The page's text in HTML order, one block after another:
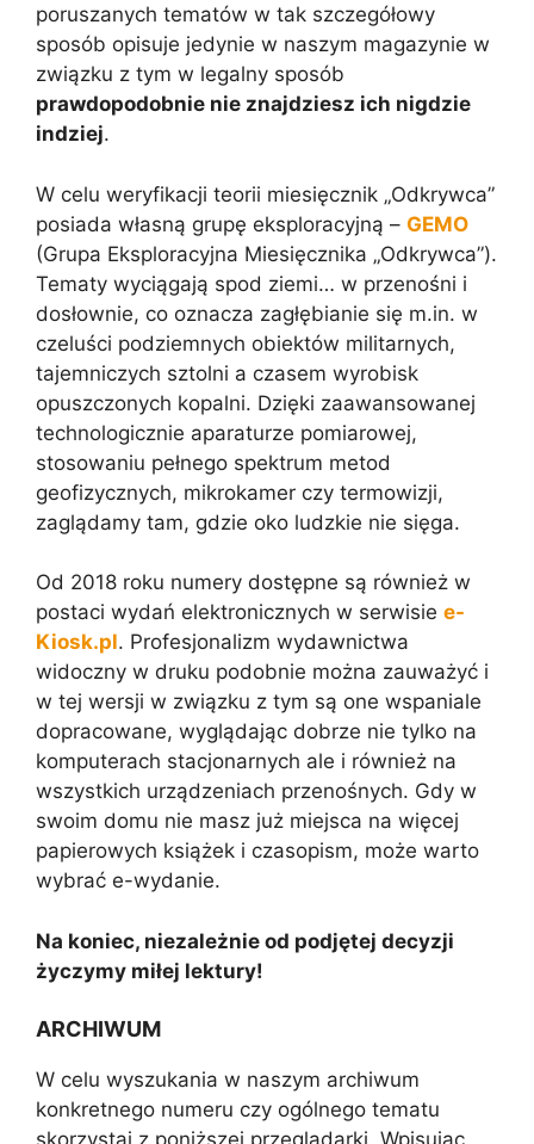
poruszanych tematów w tak szczegółowy
sposób opisuje jedynie w naszym magazynie w
związku z tym w legalny sposób
prawdopodobnie nie znajdziesz ich nigdzie
indziej.
W celu weryfikacji teorii miesięcznik „Odkrywca”
posiada własną grupę eksploracyjną – GEMO
(Grupa Eksploracyjna Miesięcznika „Odkrywca”).
Tematy wyciągają spod ziemi… w przenośni i
dosłownie, co oznacza zagłębianie się m.in. w
czeluści podziemnych obiektów militarnych,
tajemniczych sztolni a czasem wyrobisk
opuszczonych kopalni. Dzięki zaawansowanej
technologicznie aparaturze pomiarowej,
stosowaniu pełnego spektrum metod
geofizycznych, mikrokamer czy termowizji,
zaglądamy tam, gdzie oko ludzkie nie sięga.
Od 2018 roku numery dostępne są również w
postaci wydań elektronicznych w serwisie e-
Kiosk.pl. Profesjonalizm wydawnictwa
widoczny w druku podobnie można zauważyć i
w tej wersji w związku z tym są one wspaniale
dopracowane, wyglądając dobrze nie tylko na
komputerach stacjonarnych ale i również na
wszystkich urządzeniach przenośnych. Gdy w
swoim domu nie masz już miejsca na więcej
papierowych książek i czasopism, może warto
wybrać e-wydanie.
Na koniec, niezależnie od podjętej decyzji
życzymy miłej lektury!
ARCHIWUM
W celu wyszukania w naszym archiwum
konkretnego numeru czy ogólnego tematu